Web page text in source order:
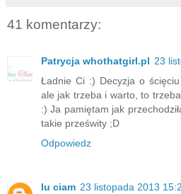
41 komentarzy:
Patrycja whothatgirl.pl 23
Ładnie Ci :) Decyzja o
ale jak trzeba i warto, to
:) Ja pamiętam jak
takie prześwity ;D
Odpowiedz
lu ciam 23 listopada 2013